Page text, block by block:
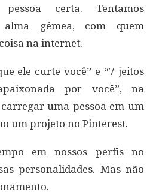
certa. Tentamos
alma gêmea, com quem
na internet.
ele curte você” e “7 jeitos
por você”, na
uma pessoa em um
um projeto no Pinterest.
em nossos perfis no
personalidades. Mas não